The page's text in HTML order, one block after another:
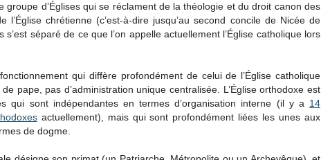
groupe d’Églises qui se réclament de la théologie et du droit canon des
l’Église chrétienne (c’est-à-dire jusqu’au second concile de Nicée de
s’est séparé de ce que l’on appelle actuellement l’Église catholique lors
qui diffère profondément de celui de l’Église catholique
pape, pas d’administration unique centralisée. L’Église orthodoxe est
qui sont indépendantes en termes d’organisation interne (il y a 14
actuellement), mais qui sont profondément liées les unes aux
de dogme.